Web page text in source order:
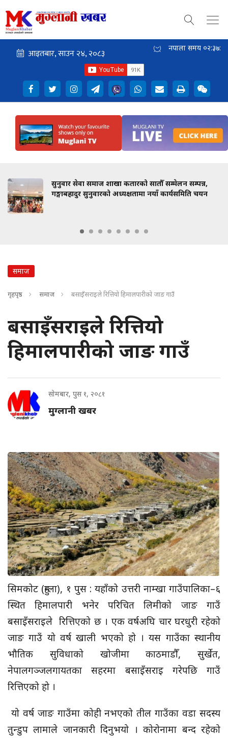
नेपाली समय ०२:३७:१२
सुनुवार सेवा समाज शाखा कतारको सातौँ सम्मेलन सम्पन्न,
गङ्गाबहादुर सुनुवारको अध्यक्षतामा नयाँ कार्यसमिति चयन
समाज
गृहपृष्ठ समाज बसाइँसराइले रित्तियो हिमालपारीको जाङ गाउँ
बसाइँसराइले रित्तियो
हिमालपारीको जाङ गाउँ
सोमबार, पुस १, २०८१
मुग्लानी खबर
सिमकोट (हुम्ला), १ पुस : यहाँको उत्तरी नाम्खा गाउँपालिका–६
स्थित हिमालपारी भनेर परिचित लिमीको जाङ गाउँ
बसाइँसराइले रित्तिएको छ । एक वर्षअघि चार घरधुरी रहेको
जाङ गाउँ यो वर्ष खाली भएको हो । यस गाउँका स्थानीय
भौतिक सुविधाको खोजीमा काठमाडौँ, सुर्खेत,
नेपालगञ्जलगायतका सहरमा बसाइँसराइ गरेपछि गाउँ
रित्तिएको हो ।
यो वर्ष जाङ गाउँमा कोही नभएको तील गाउँका वडा सदस्य
तुन्डुप लामाले जानकारी दिनुभयो । कोरोनामा बन्द रहेको